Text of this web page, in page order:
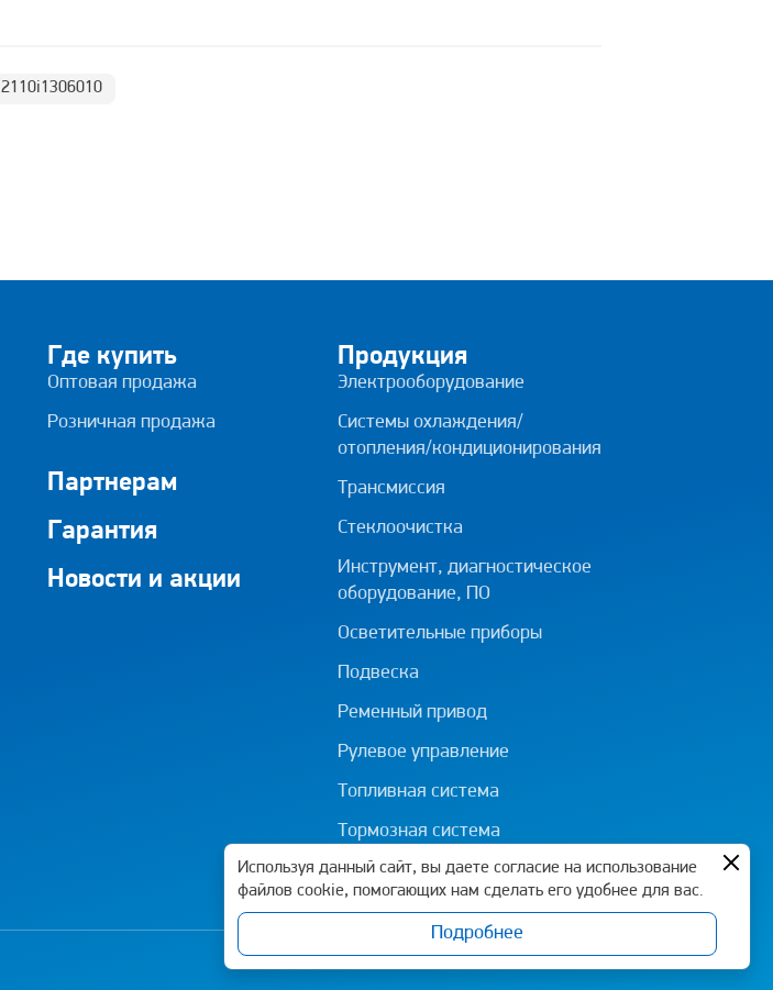
2110i1306010
Где купить
Оптовая продажа
Розничная продажа
Партнерам
Гарантия
Новости и акции
Продукция
Электрооборудование
Системы охлаждения/
отопления/кондиционирования
Трансмиссия
Стеклоочистка
Инструмент, диагностическое
оборудование, ПО
Осветительные приборы
Подвеска
Ременный привод
Рулевое управление
Топливная система
Тормозная система
Политика конфиденциальности
Используя данный сайт, вы даете согласие на использование
файлов cookie, помогающих нам сделать его удобнее для вас.
Подробнее